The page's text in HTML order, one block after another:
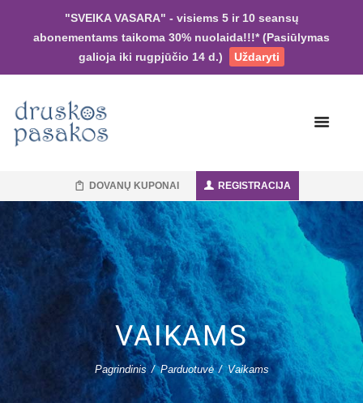
"SVEIKA VASARA" - visiems 5 ir 10 seansų
abonementams taikoma 30% nuolaida!!!* (Pasiūlymas
galioja iki rugpjūčio 14 d.)
Uždaryti
DOVANŲ KUPONAI REGISTRACIJA
VAIKAMS
Pagrindinis Parduotuvė Vaikams